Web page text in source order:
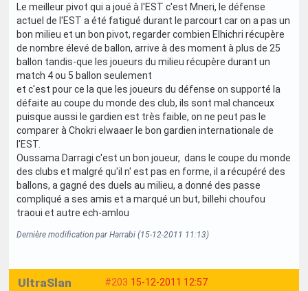
Le meilleur pivot qui a joué à l'EST c'est Mneri, le défense
actuel de l'EST a été fatigué durant le parcourt car on a pas un
bon milieu et un bon pivot, regarder combien Elhichri récupère
de nombre élevé de ballon, arrive à des moment à plus de 25
ballon tandis-que les joueurs du milieu récupère durant un
match 4 ou 5 ballon seulement
et c'est pour ce la que les joueurs du défense on supporté la
défaite au coupe du monde des club, ils sont mal chanceux
puisque aussi le gardien est très faible, on ne peut pas le
comparer à Chokri elwaaer le bon gardien internationale de
l'EST.
Oussama Darragi c'est un bon joueur, dans le coupe du monde
des clubs et malgré qu'il n' est pas en forme, il a récupéré des
ballons, a gagné des duels au milieu, a donné des passe
compliqué a ses amis et a marqué un but, billehi choufou
traoui et autre ech-amlou
Dernière modification par Harrabi (15-12-2011 11:13)
#203 15-12-2011 12:57
UltraSlan